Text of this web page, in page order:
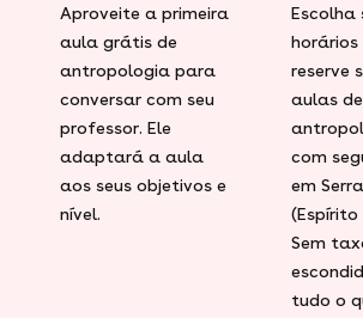
Aproveite a primeira
aula grátis de
antropologia para
conversar com seu
professor. Ele
adaptará a aula
aos seus objetivos e
nível.
Escolha
horários
reserve
aulas de
com
em Serra
(Espírito
Sem
tudo o